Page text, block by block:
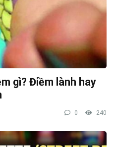
gì? Điềm lành hay
0 240